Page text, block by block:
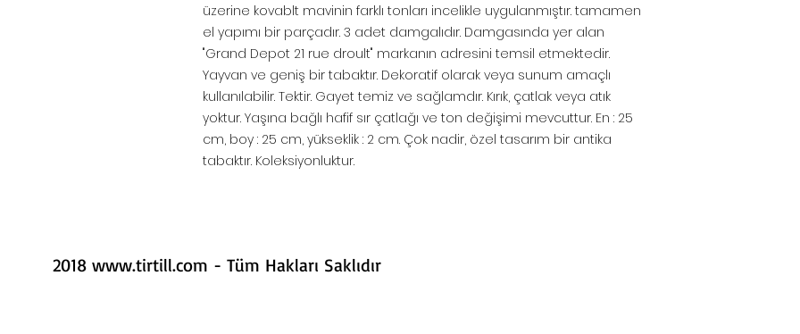
üzerine kovablt mavinin farklı tonları incelikle uygulanmıştır. tamamen
el yapımı bir parçadır. 3 adet damgalıdır. Damgasında yer alan
"Grand Depot 21 rue droult" markanın adresini temsil etmektedir.
Yayvan ve geniş bir tabaktır. Dekoratif olarak veya sunum amaçlı
kullanılabilir. Tektir. Gayet temiz ve sağlamdır. Kırık, çatlak veya atık
yoktur. Yaşına bağlı hafif sır çatlağı ve ton değişimi mevcuttur. En : 25
cm, boy : 25 cm, yükseklik : 2 cm. Çok nadir, özel tasarım bir antika
tabaktır. Koleksiyonluktur.
2018 www.tirtill.com - Tüm Hakları Saklıdır